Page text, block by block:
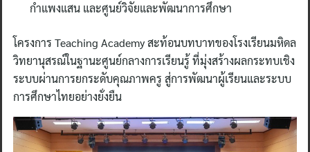
กำแพงแสน และศูนย์วิจัยและพัฒนาการศึกษา
โครงการ Teaching Academy สะท้อนบทบาทของโรงเรียนมหิดล
วิทยานุสรณ์ในฐานะศูนย์กลางการเรียนรู้ ที่มุ่งสร้างผลกระทบเชิง
ระบบผ่านการยกระดับคุณภาพครู สู่การพัฒนาผู้เรียนและระบบ
การศึกษาไทยอย่างยั่งยืน